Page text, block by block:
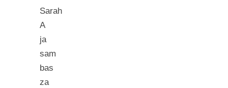
Sarah
A
ja
sam
bas
za